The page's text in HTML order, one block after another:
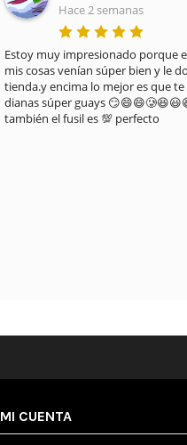
Hace 2 semanas
Estoy muy impresionado porque
mis cosas venían súper bien y le
tienda.y encima lo mejor es que te
dianas súper guays
también el fusil es 💯 perfecto
MI CUENTA